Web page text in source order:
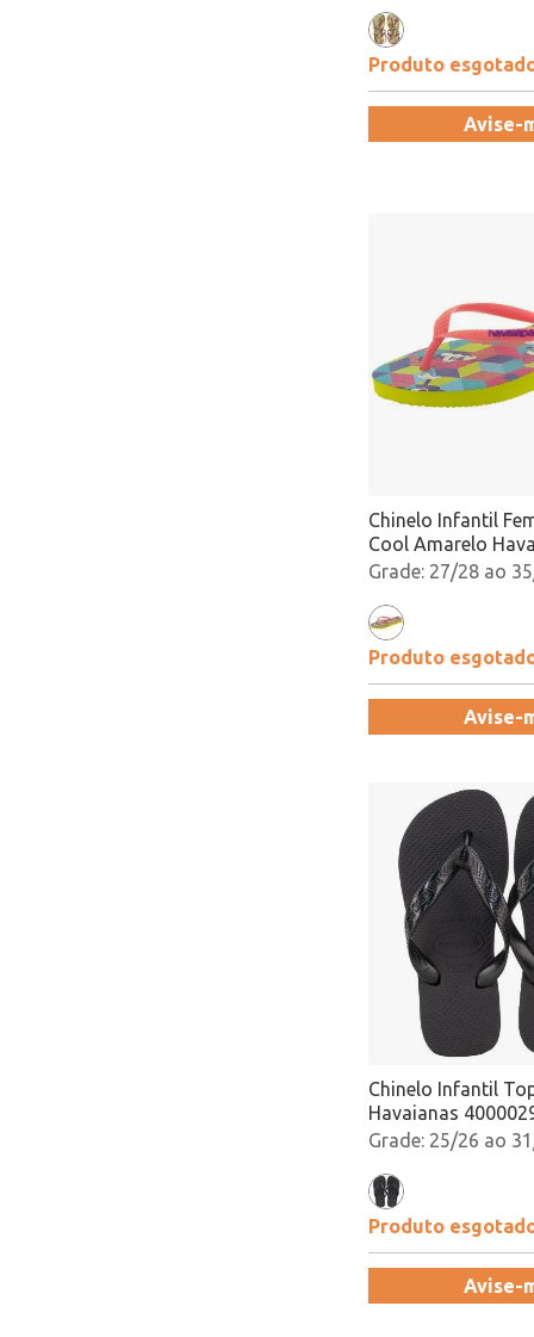
Produto
Avise-
Chinelo Infantil
Cool Amarelo
413028727/28 ao
Produto
Avise-
Chinelo Infantil
Havaianas
Atacado25/26 ao
Produto
Avise-